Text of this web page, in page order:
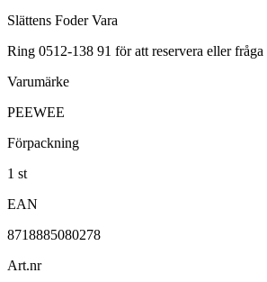
Slättens Foder Vara
Ring 0512-138 91 för att reservera eller fråga
Varumärke
PEEWEE
Förpackning
1 st
EAN
8718885080278
Art.nr